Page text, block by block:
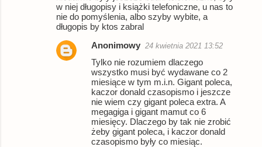
w niej długopisy i książki telefoniczne, u nas to
nie do pomyślenia, albo szyby wybite, a
długopis by ktos zabral
Anonimowy 24 kwietnia 2021 13:52
Tylko nie rozumiem dlaczego
wszystko musi być wydawane co 2
miesiące w tym m.i.n. Gigant poleca,
kaczor donald czasopismo i jeszcze
nie wiem czy gigant poleca extra. A
megagiga i gigant mamut co 6
miesięcy. Dlaczego by tak nie zrobić
żeby gigant poleca, i kaczor donald
czasopismo były co miesiąc.